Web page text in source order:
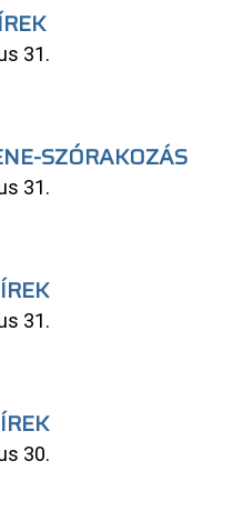
31.
SZÓRAKOZÁS
31.
31.
30.